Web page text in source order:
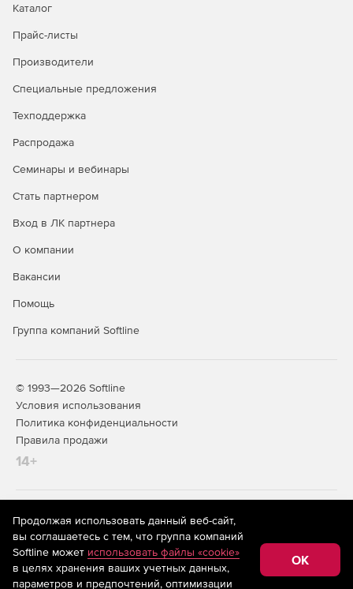
Каталог
Прайс-листы
Производители
Специальные предложения
Техподдержка
Распродажа
Семинары и вебинары
Стать партнером
Вход в ЛК партнера
О компании
Вакансии
Помощь
Группа компаний Softline
© 1993—2026 Softline
Условия использования
Политика конфиденциальности
Правила продажи
14+
На информационном ресурсе store.softline.ru применяются
рекомендательные технологии
(информационные технологии
предоставления информации на основе сбора,
систематизации и анализа сведений, относящихся к
предпочтениям пользователей сети «Интернет»,
находящихся на территории Российской Федерации)
Продолжая использовать данный веб-сайт,
вы соглашаетесь с тем, что группа компаний
Softline может использовать файлы «cookie»
в целях хранения ваших учетных данных,
параметров и предпочтений, оптимизации
OK